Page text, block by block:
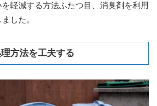
軽減する方法ふたつ目、消臭剤を利用
した。
方法を工夫する